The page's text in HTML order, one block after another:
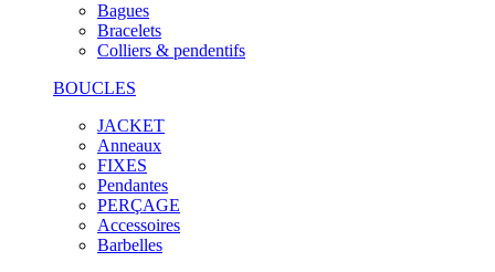
Bagues
Bracelets
Colliers & pendentifs
BOUCLES
JACKET
Anneaux
FIXES
Pendantes
PERÇAGE
Accessoires
Barbelles